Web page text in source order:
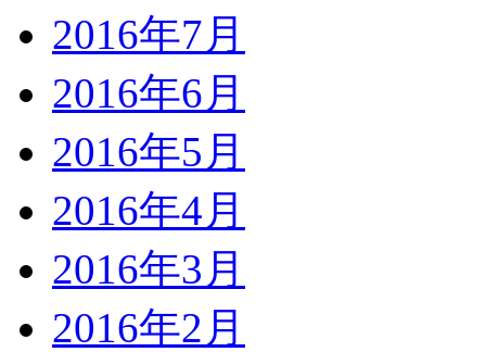
2016年7月
2016年6月
2016年5月
2016年4月
2016年3月
2016年2月